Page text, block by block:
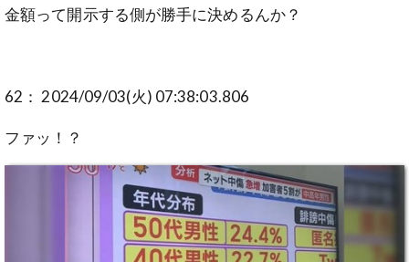
金額って開示する側が勝手に決めるんか？
62： 2024/09/03(火) 07:38:03.806
ファッ！？